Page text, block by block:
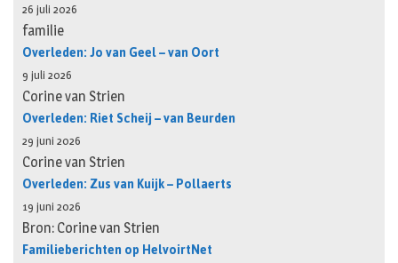
26 juli 2026
familie
Overleden: Jo van Geel – van Oort
9 juli 2026
Corine van Strien
Overleden: Riet Scheij – van Beurden
29 juni 2026
Corine van Strien
Overleden: Zus van Kuijk – Pollaerts
19 juni 2026
Bron: Corine van Strien
Familieberichten op HelvoirtNet